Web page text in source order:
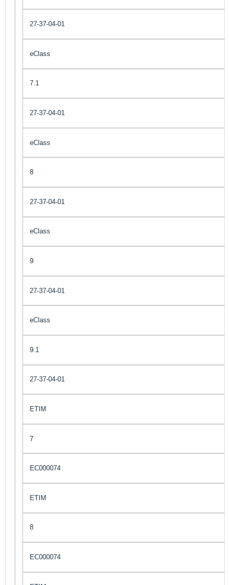
27-37-04-01
eClass
7.1
27-37-04-01
eClass
8
27-37-04-01
eClass
9
27-37-04-01
eClass
9.1
27-37-04-01
ETIM
7
EC000074
ETIM
8
EC000074